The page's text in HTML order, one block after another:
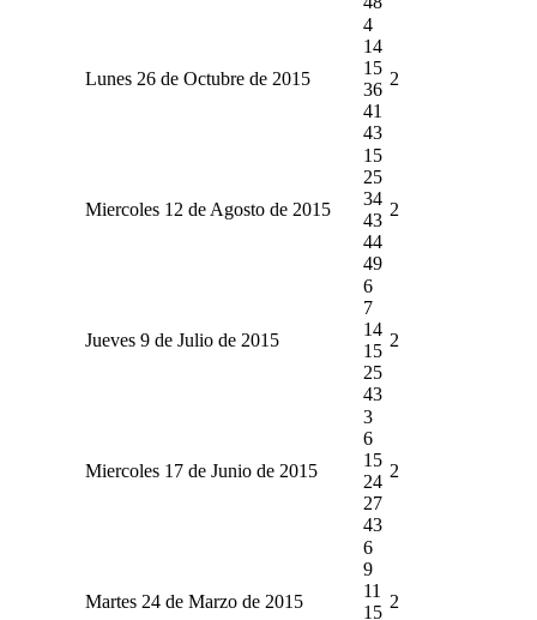
Lunes 26 de Octubre de 2015
4
14
15
36
41
43
2
Miercoles 12 de Agosto de 2015
15
25
34
43
44
49
2
Jueves 9 de Julio de 2015
6
7
14
15
25
43
2
Miercoles 17 de Junio de 2015
3
6
15
24
27
43
2
Martes 24 de Marzo de 2015
6
9
11
15
2